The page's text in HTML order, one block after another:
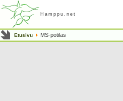
Hamppu.net
Etusivu MS-potilas